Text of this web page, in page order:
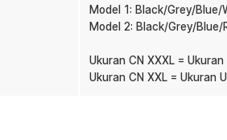
Anda dapatkan untuk pembelian produk
SkyHero Celana Dalam Boxer Pria
Model 1: Black/Grey/Blue/
Model 2: Black/Grey/Blue/
Ukuran CN XXXL = Ukuran
Ukuran CN XXL = Ukuran